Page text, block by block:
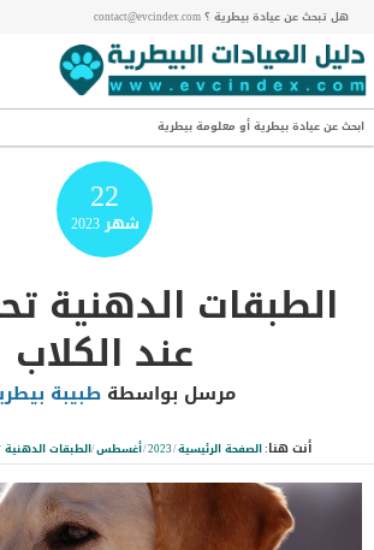
هل تبحث عن عيادة بيطرية ؟ contact@evcindex.com
ابحث عن عيادة بيطرية أو معلومة بيطرية
22
شهر2023
الطبقات الدهنية
عند الكلاب
مرسل بواسطة طبيبة
أنت هنا:الصفحة الرئيسية/
2023
/أغسطس/الطبقات الدهنية